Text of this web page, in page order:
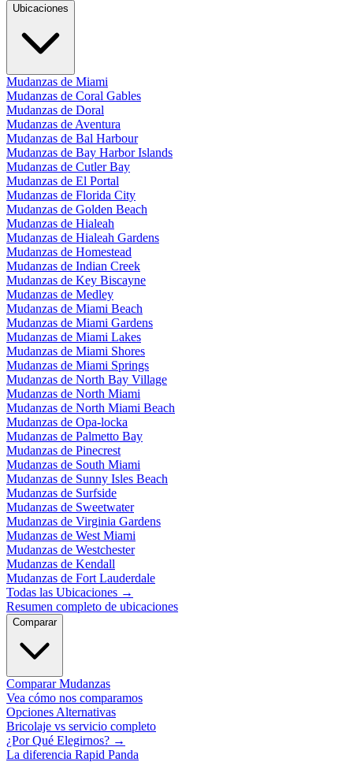
Ubicaciones
Mudanzas de Miami
Mudanzas de Coral Gables
Mudanzas de Doral
Mudanzas de Aventura
Mudanzas de Bal Harbour
Mudanzas de Bay Harbor Islands
Mudanzas de Cutler Bay
Mudanzas de El Portal
Mudanzas de Florida City
Mudanzas de Golden Beach
Mudanzas de Hialeah
Mudanzas de Hialeah Gardens
Mudanzas de Homestead
Mudanzas de Indian Creek
Mudanzas de Key Biscayne
Mudanzas de Medley
Mudanzas de Miami Beach
Mudanzas de Miami Gardens
Mudanzas de Miami Lakes
Mudanzas de Miami Shores
Mudanzas de Miami Springs
Mudanzas de North Bay Village
Mudanzas de North Miami
Mudanzas de North Miami Beach
Mudanzas de Opa-locka
Mudanzas de Palmetto Bay
Mudanzas de Pinecrest
Mudanzas de South Miami
Mudanzas de Sunny Isles Beach
Mudanzas de Surfside
Mudanzas de Sweetwater
Mudanzas de Virginia Gardens
Mudanzas de West Miami
Mudanzas de Westchester
Mudanzas de Kendall
Mudanzas de Fort Lauderdale
Todas las Ubicaciones →
Resumen completo de ubicaciones
Comparar
Comparar Mudanzas
Vea cómo nos comparamos
Opciones Alternativas
Bricolaje vs servicio completo
¿Por Qué Elegirnos? →
La diferencia Rapid Panda